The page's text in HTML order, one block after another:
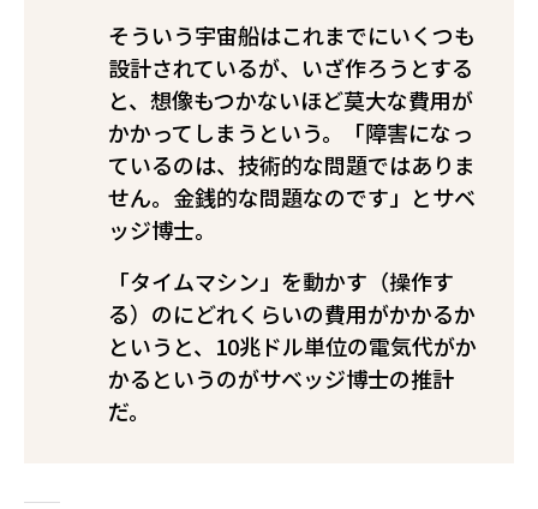
そういう宇宙船はこれまでにいくつも
設計されているが、いざ作ろうとする
と、想像もつかないほど莫大な費用が
かかってしまうという。「障害になっ
ているのは、技術的な問題ではありま
せん。金銭的な問題なのです」とサベ
ッジ博士。
「タイムマシン」を動かす（操作す
る）のにどれくらいの費用がかかるか
というと、10兆ドル単位の電気代がか
かるというのがサベッジ博士の推計
だ。